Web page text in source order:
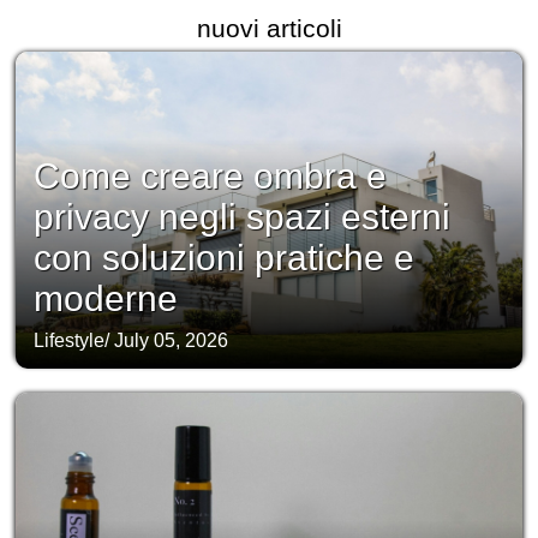
nuovi articoli
Come creare ombra e
privacy negli spazi esterni
con soluzioni pratiche e
moderne
Lifestyle/July 05, 2026